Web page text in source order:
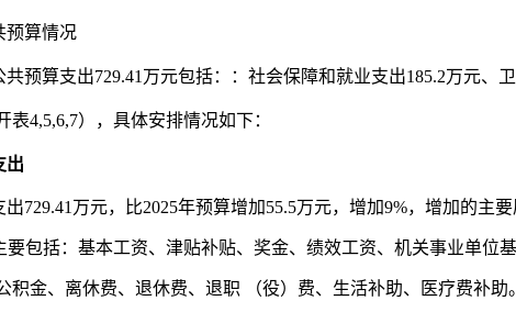
预算情况
共预算支出729.41 万元包括： ：社会保障和就业支出185.2万元、
表4,5,6,7），具体安排情况如下：
出
出729.41 万元，比2025年预算增加55.5万元，增加9%，增加的主
要包括：基本工资、津贴补贴、奖金、绩效工资、机关事业单
积金、离休费、退休费、退职 （役）费、生活补助、医疗费补助。